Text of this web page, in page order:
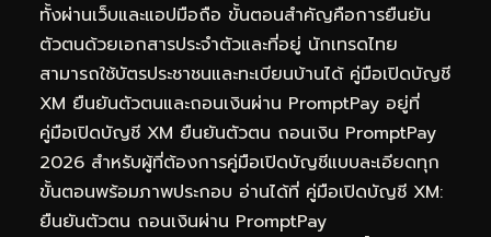
ทั้งผ่านเว็บและแอปมือถือ ขั้นตอนสำคัญคือการยืนยัน
ตัวตนด้วยเอกสารประจำตัวและที่อยู่ นักเทรดไทย
สามารถใช้บัตรประชาชนและทะเบียนบ้านได้ คู่มือเปิดบัญชี
XM ยืนยันตัวตนและถอนเงินผ่าน PromptPay อยู่ที่
คู่มือเปิดบัญชี XM ยืนยันตัวตน ถอนเงิน PromptPay
2026 สำหรับผู้ที่ต้องการคู่มือเปิดบัญชีแบบละเอียดทุก
ขั้นตอนพร้อมภาพประกอบ อ่านได้ที่ คู่มือเปิดบัญชี XM:
ยืนยันตัวตน ถอนเงินผ่าน PromptPay